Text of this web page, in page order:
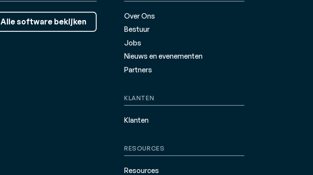
Alle software bekijken
Over Ons
Bestuur
Jobs
Nieuws en evenementen
Partners
KLANTEN
Klanten
RESOURCES
Resources